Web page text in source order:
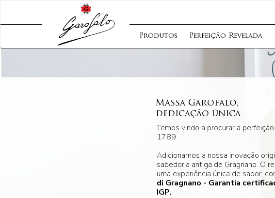
Produtos Perfeição Revelada
Massa Garofalo,
dedicação única
Temos vindo a procurar a
1789.
Adicionamos a nossa inovação
sabedoria antiga de Gragnano. O
uma experiência única de sabor,
di Gragnano - Garantia
IGP..